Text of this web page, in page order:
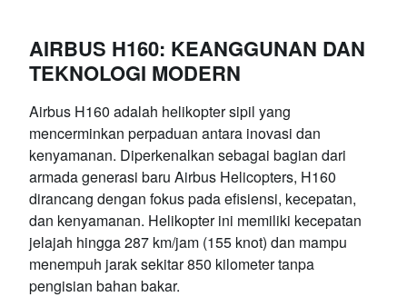
AIRBUS H160: KEANGGUNAN DAN
TEKNOLOGI MODERN
Airbus H160 adalah helikopter sipil yang
mencerminkan perpaduan antara inovasi dan
kenyamanan. Diperkenalkan sebagai bagian dari
armada generasi baru Airbus Helicopters, H160
dirancang dengan fokus pada efisiensi, kecepatan,
dan kenyamanan. Helikopter ini memiliki kecepatan
jelajah hingga 287 km/jam (155 knot) dan mampu
menempuh jarak sekitar 850 kilometer tanpa
pengisian bahan bakar.